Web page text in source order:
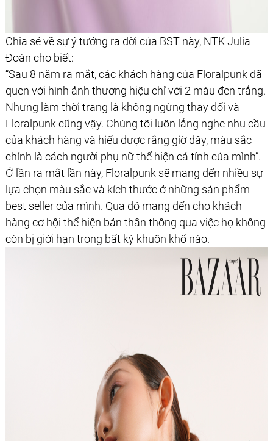
Chia sẻ về sự ý tưởng ra đời của BST này, NTK Julia
Đoàn cho biết:
“Sau 8 năm ra mắt, các khách hàng của Floralpunk đã
quen với hình ảnh thương hiệu chỉ với 2 màu đen trắng.
Nhưng làm thời trang là không ngừng thay đổi và
Floralpunk cũng vậy. Chúng tôi luôn lắng nghe nhu cầu
của khách hàng và hiểu được rằng giờ đây, màu sắc
chính là cách người phụ nữ thể hiện cá tính của mình”.
Ở lần ra mắt lần này, Floralpunk sẽ mang đến nhiều sự
lựa chọn màu sắc và kích thước ở những sản phẩm
best seller của mình. Qua đó mang đến cho khách
hàng cơ hội thể hiện bản thân thông qua việc họ không
còn bị giới hạn trong bất kỳ khuôn khổ nào.